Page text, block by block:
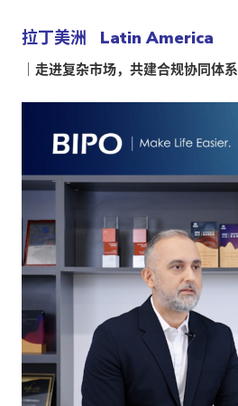
拉丁美洲 Latin America
｜走进复杂市场，共建合规协同体系